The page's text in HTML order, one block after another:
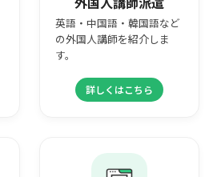
英語・中国語・韓国語など
の外国人講師を紹介しま
す。
詳しくはこちら